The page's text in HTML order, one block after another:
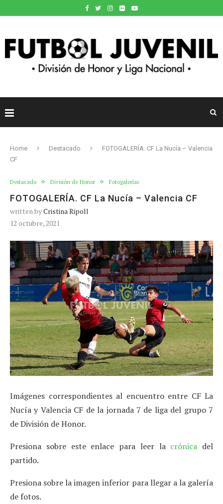
Home Destacado
FOTOGALERÍA. CF La Nucía – Valencia
CF
Destacado División de Honor Fotogalerías
FOTOGALERÍA. CF La Nucía – Valencia CF
written byCristina Ripoll
12 octubre, 2021
Imágenes correspondientes al encuentro entre CF La
Nucía y Valencia CF de la jornada 7 de liga del grupo 7
de División de Honor.
Presiona sobre este enlace para leer la crónica del
partido.
Presiona sobre la imagen inferior para llegar a la galería
de fotos.